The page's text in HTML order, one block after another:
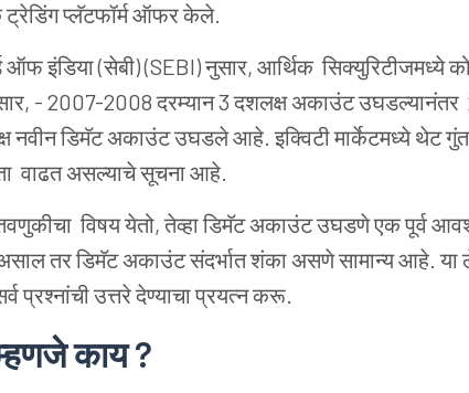
ट्रेडिंग प्लॅटफॉर्म ऑफर केले.
ऑफ इंडिया (सेबी)(SEBI) नुसार, आर्थिक सिक्युरिटीजमध्ये
- 2007-2008 दरम्यान 3 दशलक्ष अकाउंट उघडल्यानंतर
नवीन डिमॅट अकाउंट उघडले आहे. इक्विटी मार्केटमध्ये थेट
वाढत असल्याचे सूचना आहे.
विषय येतो, तेव्हा डिमॅट अकाउंट उघडणे एक पूर्व
तर डिमॅट अकाउंट संदर्भात शंका असणे सामान्य आहे. या
प्रश्नांची उत्तरे देण्याचा प्रयत्न करू.
काय ?